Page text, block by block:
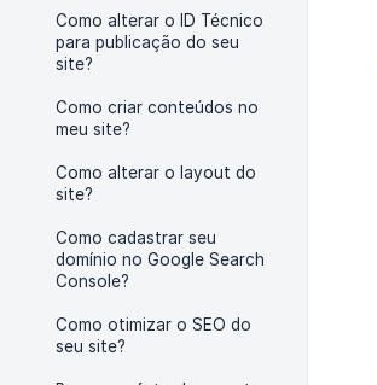
Como alterar o ID Técnico
para publicação do seu
site?
Como criar conteúdos no
meu site?
Como alterar o layout do
site?
Como cadastrar seu
domínio no Google Search
Console?
Como otimizar o SEO do
seu site?